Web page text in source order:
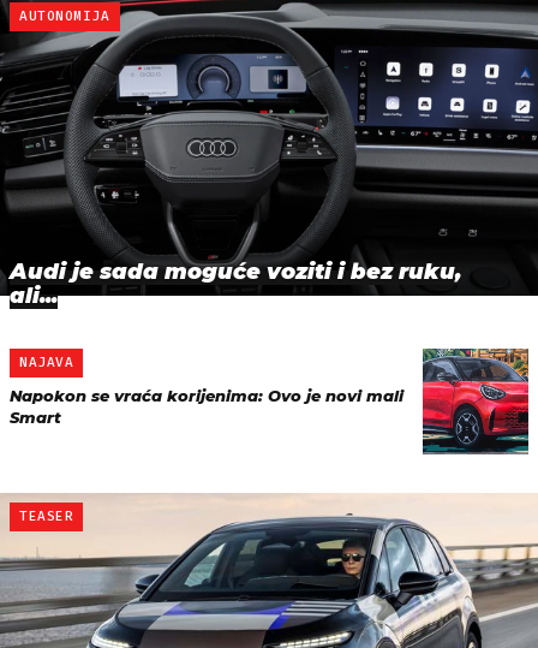
AUTONOMIJA
Audi je sada moguće voziti i bez ruku,
ali...
NAJAVA
Napokon se vraća korijenima: Ovo je novi mali
Smart
TEASER